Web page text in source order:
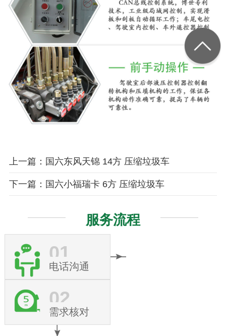
上一篇：国六东风天锦 14方 压缩垃圾车
下一篇：国六小福瑞卡 6方 压缩垃圾车
服务流程
01
电话沟通
02
需求核对